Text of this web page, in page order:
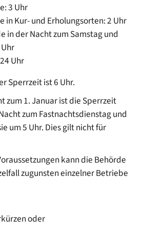
3 Uhr
in Kur- und Erholungsorten: 2 Uhr
in der Nacht zum Samstag und
Uhr
Sperrzeit ist 6 Uhr.
zum 1. Januar ist die Sperrzeit
zum Fastnachtsdienstag und
um 5 Uhr. Dies gilt nicht für
kann die Behörde
zugunsten einzelner Betriebe
oder